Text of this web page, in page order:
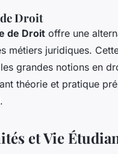
Droit
de Droit offre une
métiers juridiques.
grandes notions en
théorie et pratique
et Vie